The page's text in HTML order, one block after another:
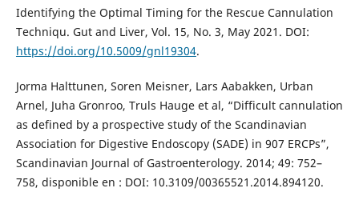
Identifying the Optimal Timing for the Rescue Cannulation
Techniqu. Gut and Liver, Vol. 15, No. 3, May 2021. DOI:
https://doi.org/10.5009/gnl19304.
Jorma Halttunen, Soren Meisner, Lars Aabakken, Urban
Arnel, Juha Gronroo, Truls Hauge et al, “Difficult cannulation
as defined by a prospective study of the Scandinavian
Association for Digestive Endoscopy (SADE) in 907 ERCPs”,
Scandinavian Journal of Gastroenterology. 2014; 49: 752–
758, disponible en : DOI: 10.3109/00365521.2014.894120.